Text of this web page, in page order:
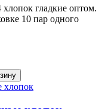
гладкие оптом.
10 пар одного